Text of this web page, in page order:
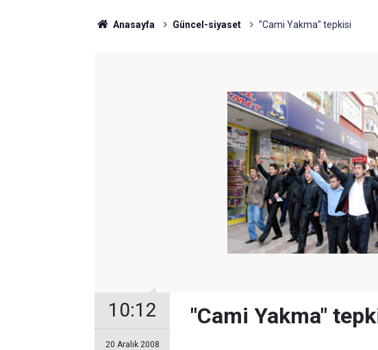
Anasayfa Güncel-siyaset "Cami Yakma" tepkisi
10:12
20 Aralık 2008
"Cami Yakma"